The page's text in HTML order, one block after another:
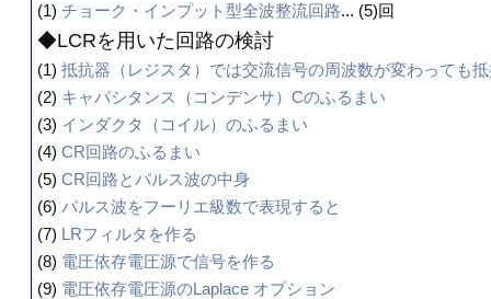
(1) チョーク・インプット型全波整流回路... (5)回
◆LCRを用いた回路の検討
(1) 抵抗器（レジスタ）では交流信号の周波数が変わっても
(2) キャパシタンス（コンデンサ）Cのふるまい
(3) インダクタ（コイル）のふるまい
(4) CR回路のふるまい
(5) CR回路とパルス波の中身
(6) パルス波をフーリエ級数で表現すると
(7)
LRフィルタを作る
(8) 電圧依存電圧源で信号を作る
(9) 電圧依存電圧源のLaplace オプション